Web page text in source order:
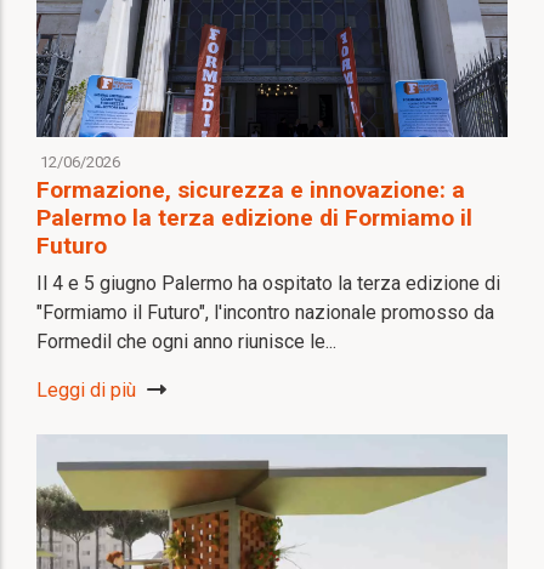
12/06/2026
Formazione, sicurezza e innovazione: a
Palermo la terza edizione di Formiamo il
Futuro
Il 4 e 5 giugno Palermo ha ospitato la terza edizione di
"Formiamo il Futuro", l'incontro nazionale promosso da
Formedil che ogni anno riunisce le...
Leggi di più